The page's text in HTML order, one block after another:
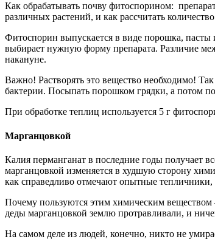
Как обрабатывать почву фитоспорином:
различных растений, и как рассчитать
Фитоспорин выпускается в виде порошка, пасты
выбирает нужную форму препарата. Различие
накануне.
Важно! Растворять это вещество необходимо!
бактерии. Посыпать порошком грядки, а потом
При обработке теплиц используется 5 г
Марганцовкой
Калия перманганат в последние годы получает
марганцовкой изменяется в худшую сторону
как справедливо отмечают опытные тепличники,
Почему пользуются этим химическим веществом
деды марганцовкой землю протравливали, и
На самом деле из людей, конечно, никто не